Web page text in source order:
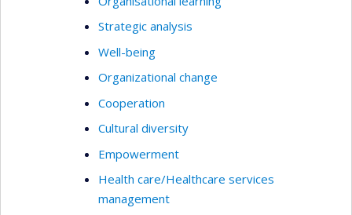
Strategic analysis
Well-being
Organizational change
Cooperation
Cultural diversity
Empowerment
Health care/Healthcare services
management